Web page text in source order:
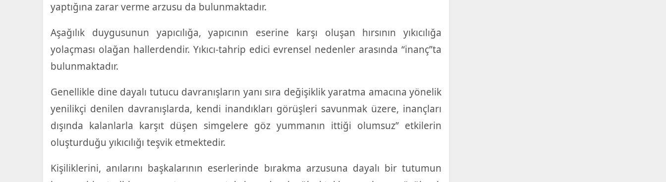
yaptığına zarar verme arzusu da bulunmaktadır.
Aşağılık duygusunun yapıcılığa, yapıcının eserine karşı oluşan hırsının yıkıcılığa
yolaçması olağan hallerdendir. Yıkıcı-tahrip edici evrensel nedenler arasında “inanç”ta
bulunmaktadır.
Genellikle dine dayalı tutucu davranışların yanı sıra değişiklik yaratma amacına yönelik
yenilikçi denilen davranışlarda, kendi inandıkları görüşleri savunmak üzere, inançları
dışında kalanlarla karşıt düşen simgelere göz yummanın ittiği olumsuz” etkilerin
oluşturduğu yıkıcılığı teşvik etmektedir.
Kişiliklerini, anılarını başkalarının eserlerinde bırakma arzusuna dayalı bir tutumun